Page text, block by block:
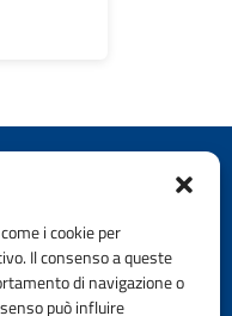
i cookie per
Il consenso a queste
di navigazione o
può influire